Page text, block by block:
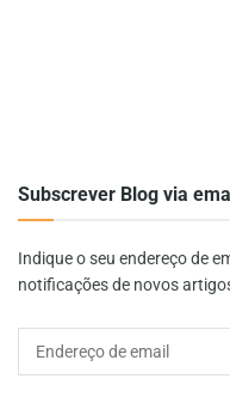
Subscrever Blog via
Indique o seu endereço de
notificações de novos